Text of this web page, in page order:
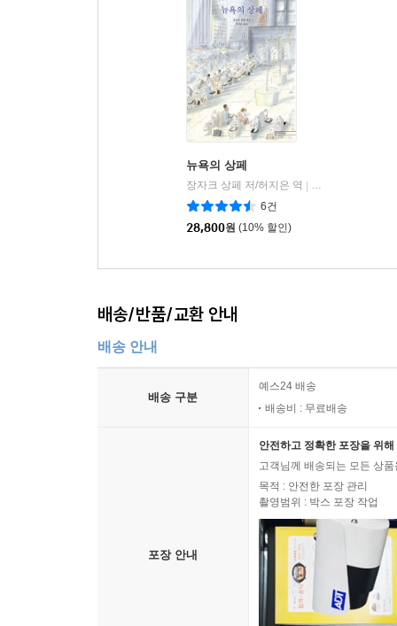
뉴욕의 상페
장자크 상페 저/허지은 역
미메시스
6건
28,800원 (10% 할인)
배송/반품/교환 안내
배송 안내
배송 구분
예스24 배송
배송비 : 무료배송
포장 안내
안전하고 정확한 포장을 위
고객님께 배송되는 모든 상
목적 : 안전한 포장 관리
촬영범위 : 박스 포장 작업